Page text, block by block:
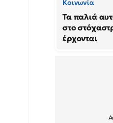
Κοινωνία
Τα παλιά
στο
έρχονται